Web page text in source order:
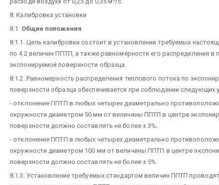
8. Калибровка установки
8.1. Общие положения
8.1.1. Цель калибровки состоит в установлении требуемых
по 4.2 величин ППТП, а также равномерности его распределения в
экспонируемой поверхности образца.
8.1.2. Равномерность распределения теплового потока по
поверхности образца обеспечивается при соблюдении следующих
- отклонение ППТП в любых четырех диаметрально
окружности диаметром 50 мм от величины ППТП в центре
поверхности должно составлять не более ± 3%;
- отклонение ППТП в любых четырех диаметрально
окружности диаметром 100 мм от величины ППТП в центре
поверхности должно составлять не более ± 5%.
8.1.3. Установление требуемых стандартом величин ППТП